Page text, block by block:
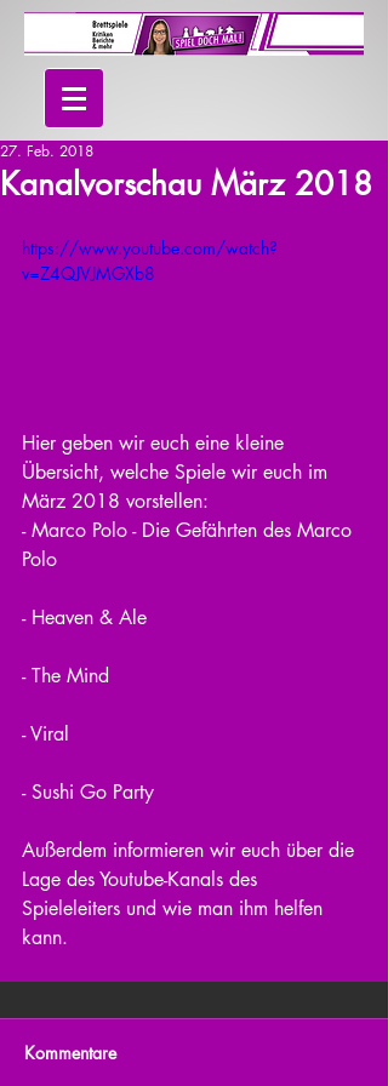
Kanalvorschau März 2018
27. Feb. 2018
https://www.youtube.com/watch?
v=Z4QJVJMGXb8
Hier geben wir euch eine kleine
Übersicht, welche Spiele wir euch im
März 2018 vorstellen:
- Marco Polo - Die Gefährten des Marco
Polo
- Heaven & Ale
- The Mind
- Viral
- Sushi Go Party
Außerdem informieren wir euch über die
Lage des Youtube-Kanals des
Spieleleiters und wie man ihm helfen
kann.
Kommentare